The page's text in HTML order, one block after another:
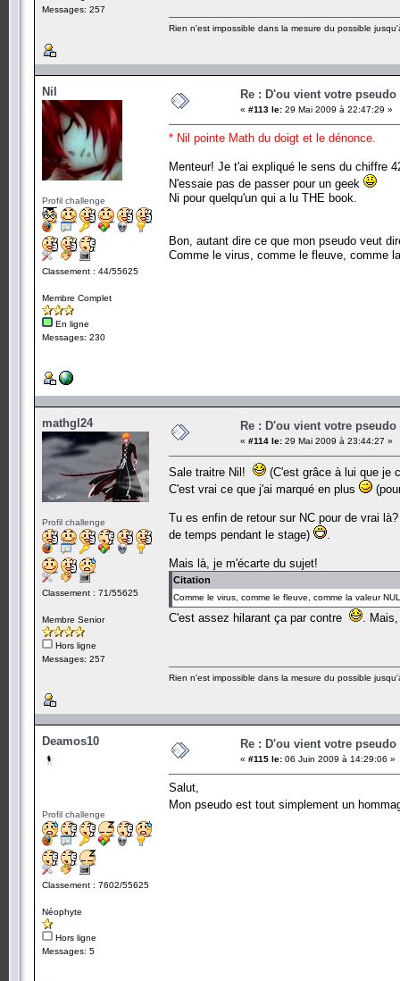
Messages: 257
Rien n'est impossible dans la mesure du possible
Nil
Profil challenge
Classement : 44/55625
Membre Complet
En ligne
Messages: 230
Re : D'ou vient votre pseudo
« #113 le: 29 Mai 2009 à 22:47:29 »
* Nil pointe Math du doigt et le dénonce.
Menteur! Je t'ai expliqué le sens du chiffre
N'essaie pas de passer pour un geek
Ni pour quelqu'un qui a lu THE book.
Bon, autant dire ce que mon pseudo veut
Comme le virus, comme le fleuve, comme
mathgl24
Profil challenge
Classement : 71/55625
Membre Senior
Hors ligne
Messages: 257
Re : D'ou vient votre pseudo
« #114 le: 29 Mai 2009 à 23:44:27 »
Sale traitre Nil!
(C'est grâce à lui que je
C'est vrai ce que j'ai marqué en plus
Tu es enfin de retour sur NC pour de vrai
de temps pendant le stage)
Mais là, je m'écarte du sujet!
Citation
Comme le virus, comme le fleuve, comme la valeur
C'est assez hilarant ça par contre .
Rien n'est impossible dans la mesure du possible
Deamos10
Profil challenge
Classement : 7602/55625
Néophyte
Hors ligne
Messages: 5
Re : D'ou vient votre pseudo
« #115 le: 06 Juin 2009 à 14:29:06 »
Salut,
Mon pseudo est tout simplement un